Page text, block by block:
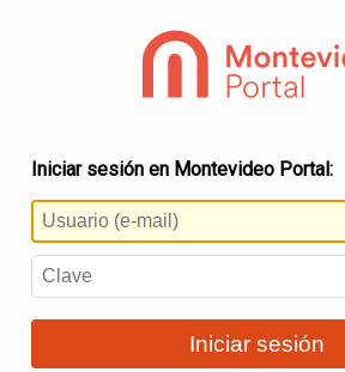
Iniciar sesión en Montevideo Portal:
Iniciar sesión